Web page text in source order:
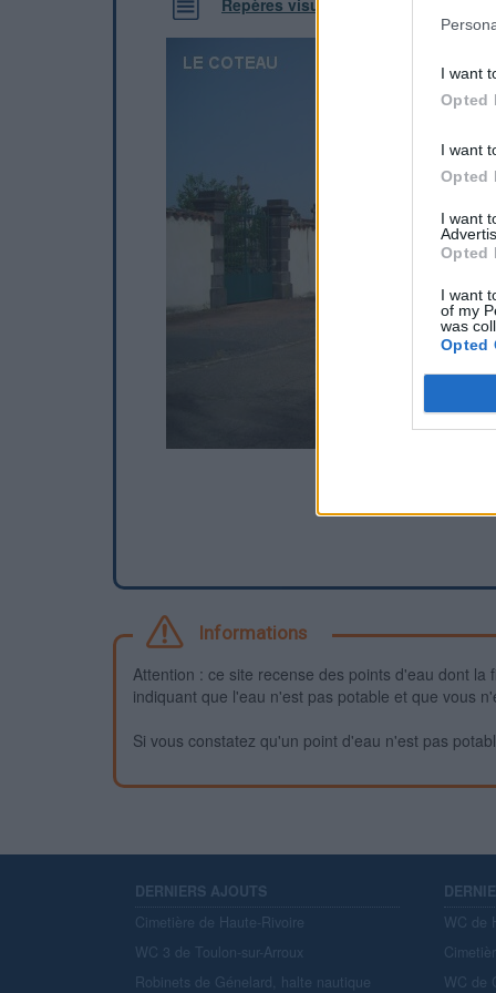
I want
Opted
I want
Opted
I want
Opted
I want
of my
was
Opted
Repères visuels
Informations
Attention : ce site recense des points d'eau dont
indiquant que l'eau n'est pas potable et que vous
Si vous constatez qu'un point d'eau n'est pas
DERNIERS AJOUTS
Cimetière de Haute-Rivoire
WC 3 de Toulon-sur-Arroux
Robinets de Génelard, halte nautique
WC de
WC de